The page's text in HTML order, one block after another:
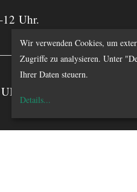
Uhr.
Nummer: ATU
Wir verwenden Cookies, um
Zugriffe zu analysieren. Unter
Ihrer Daten steuern.
Details...